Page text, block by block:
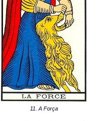
11. A Força